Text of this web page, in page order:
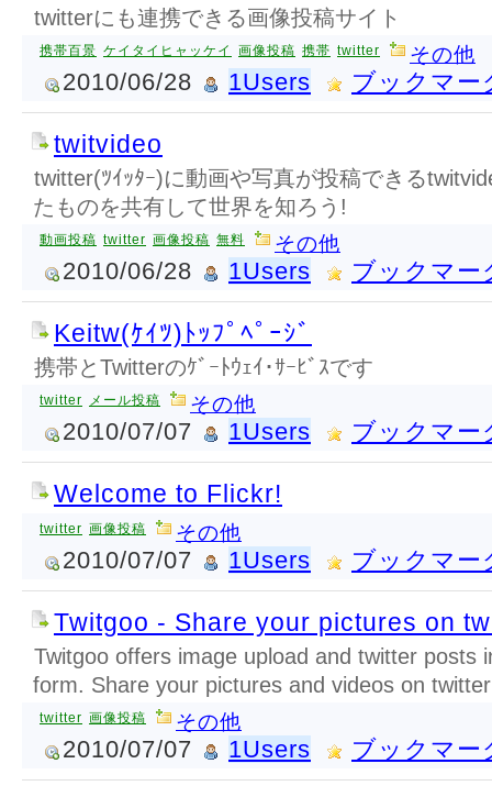
twitterにも連携できる画像投稿サイト
携帯百景 ケイタイヒャッケイ 画像投稿 携帯 twitter その他
2010/06/28 1Users ブックマー
twitvideo
twitter(ﾂｲｯﾀｰ)に動画や写真が投稿できる
たものを共有して世界を知ろう!
動画投稿 twitter 画像投稿 無料 その他
2010/06/28 1Users ブックマー
Keitw(ｹｲﾂ)ﾄｯﾌﾟﾍﾟｰｼﾞ
携帯とTwitterのｹﾞｰﾄｳｪｲ･ｻｰﾋﾞｽです
twitter メール投稿 その他
2010/07/07 1Users ブックマー
Welcome to Flickr!
twitter 画像投稿 その他
2010/07/07 1Users ブックマー
Twitgoo - Share your pictures on
Twitgoo offers image upload and twitter posts
form. Share your pictures and videos on
twitter 画像投稿 その他
2010/07/07 1Users ブックマー